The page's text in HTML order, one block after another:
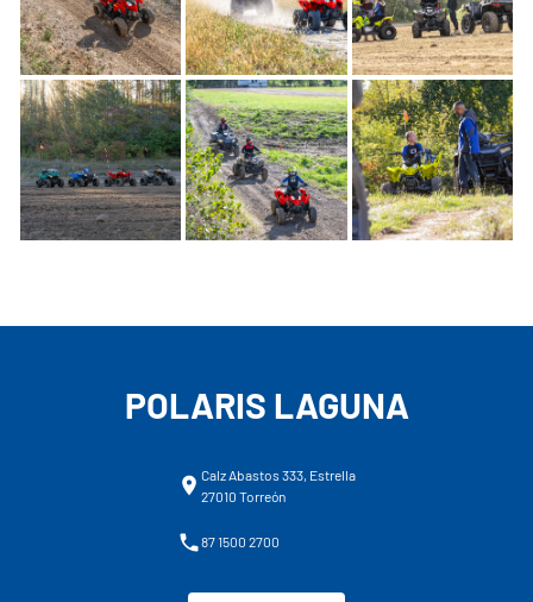
POLARIS LAGUNA
Calz Abastos 333, Estrella
27010 Torreón
87 1500 2700